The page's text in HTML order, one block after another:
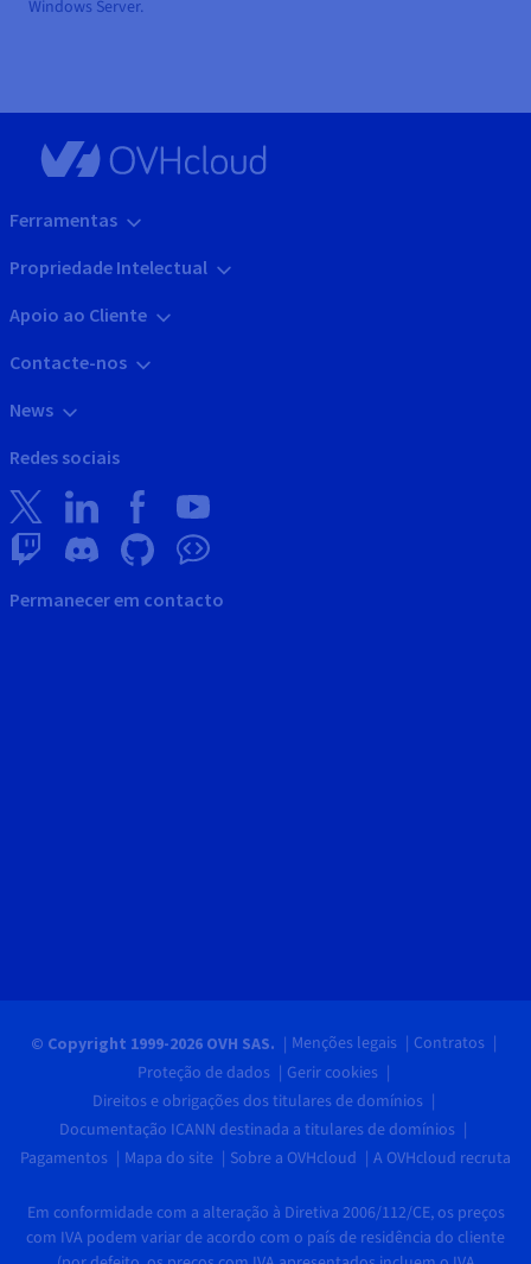
Windows Server.
Ferramentas
Propriedade Intelectual
Apoio ao Cliente
Contacte-nos
News
Redes sociais
Permanecer em contacto
© Copyright 1999-2026 OVH SAS. Menções legais
Contratos
Proteção de dados
Gerir cookies
Direitos e obrigações dos titulares de domínios
Documentação ICANN destinada a titulares de domínios
Pagamentos
Mapa do site Sobre a OVHcloud A OVHcloud recruta
Em conformidade com a alteração à Diretiva 2006/112/CE, os preços
com IVA podem variar de acordo com o país de residência do cliente